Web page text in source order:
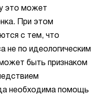
это может
При этом
с тем, что
не по идеологическим
быть признаком
необходима помощь